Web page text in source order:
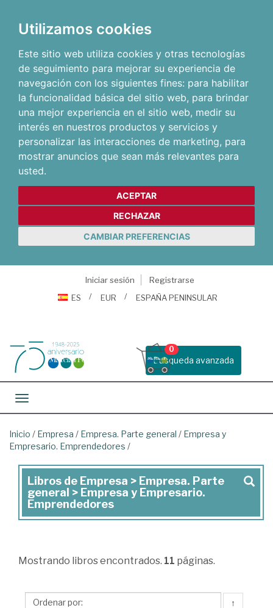
Utilizamos cookies
Este sitio web utiliza cookies y otras tecnologías
de seguimiento para mejorar su experiencia de
navegación con los siguientes fines: para habilitar
la funcionalidad básica del sitio web, para brindar
una mejor experiencia en el sitio web, medir su
interés en nuestros productos y servicios y
personalizar las interacciones de marketing, para
mostrar anuncios que sean más relevantes para
usted.
ACEPTAR
RECHAZAR
CAMBIAR PREFERENCIAS
Iniciar sesión
Registrarse
ES
EUR ESPAÑA PENINSULAR
Busqueda avanzada
0
Toggle navigation
Inicio / Empresa / Empresa. Parte general / Empresa y
Empresario. Emprendedores /
Libros
de
Empresa
Empresa.
general
Libros de Empresa > Empresa. Parte
general > Empresa y Empresario.
Emprendedores
Mostrando libros encontrados. 11 páginas.
↑